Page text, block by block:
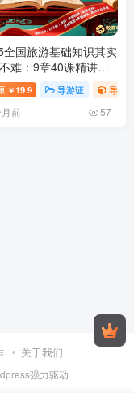
系列] 稀缺资源 视
全国旅游基础知识其实
难：9章40课精讲班
与通关密码2025导游
全国旅游基础知识精
￥ 19.9 导游证 导游
前 57
关于我们
强力驱动.